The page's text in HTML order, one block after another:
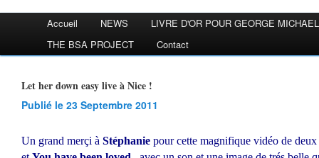
Accueil NEWS
LIVRE D'OR POUR GEORGE MICHAEL
THE BSA PROJECT
Contact
Let her down easy live à Nice !
Publié le 23 Septembre 2011
Un grand merçi à Stéphanie pour cette magnifique vidéo de